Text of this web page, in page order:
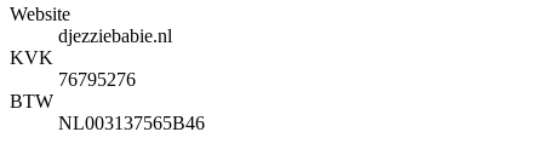
Website
djezziebabie.nl
KVK
76795276
BTW
NL003137565B46